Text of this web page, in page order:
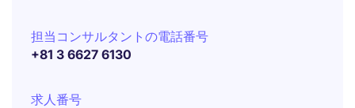
担当コンサルタントの電話番号
+81 3 6627 6130
求人番号